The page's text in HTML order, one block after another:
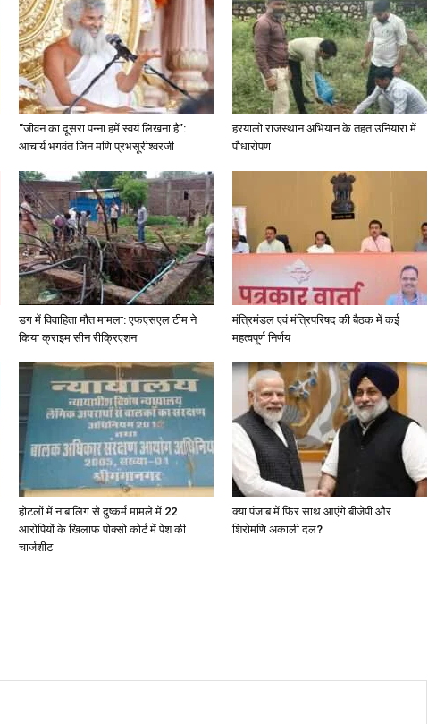
“जीवन का दूसरा पन्ना हमें स्वयं लिखना है”:
आचार्य भगवंत जिन मणि प्रभसूरीश्वरजी
हरयालो राजस्थान अभियान के तहत उनियारा में
पौधारोपण
डग में विवाहिता मौत मामला: एफएसएल टीम ने
किया क्राइम सीन रीक्रिएशन
मंत्रिमंडल एवं मंत्रिपरिषद की बैठक में कई
महत्वपूर्ण निर्णय
होटलों में नाबालिग से दुष्कर्म मामले में 22
आरोपियों के खिलाफ पोक्सो कोर्ट में पेश की
चार्जशीट
क्या पंजाब में फिर साथ आएंगे बीजेपी और
शिरोमणि अकाली दल?